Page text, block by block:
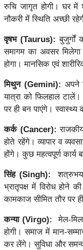
रुचि जागृत होगी। घर में
नौकरी में स्थिति अच्छी
वृषभ (Taurus):बुजुर्गों
समागम का अवसर
होगा। मानसिक एवं
मिथुन (Gemini): अपने
यात्रा को फिलहाल
पर ही बन पाएंगे।
कर्क (Cancer):
होते रहेंगे। व्यापार व
होंगे। कुछ महत्वपूर्ण
सिंह (Singh):
भ्रातृपक्ष में विरोध होने
कामकाज सीमित तौर
कन्या (Virgo):
मेल-
होगी। समाज में मान-
कर लेंगे। सुविधा और